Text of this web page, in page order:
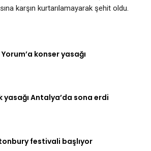
karşın kurtarılamayarak şehit oldu.
konser yasağı
yasağı Antalya’da sona erdi
festivali başlıyor